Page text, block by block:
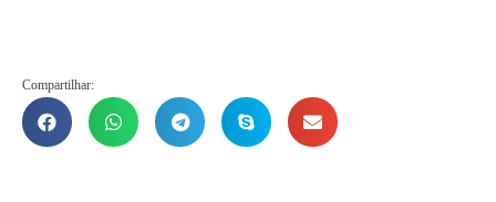
Compartilhar: